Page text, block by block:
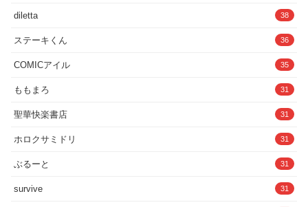
----------------------------【注意事項】本作は完
全に架空の物語であり、実在する人物や
団体とは一切関係ありません。制作には
AI（Stable Diffusion）を使用しておりま
自然な箇所や破綻が見られる可能性があ
diletta 38
ステーキくん 36
COMICアイル 35
ももまろ 31
聖華快楽書店 31
ホロクサミドリ 31
ぶるーと 31
survive 31